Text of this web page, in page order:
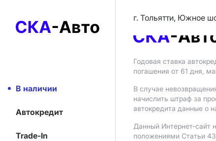
В наличии
Автокредит
Trade-In
г. Тольятти, Южное
Годовая ставка
погашения от 61 дня,
В случае
начислить штраф за
автокредита данные о
Данный Интернет-сайт
положениями Статьи